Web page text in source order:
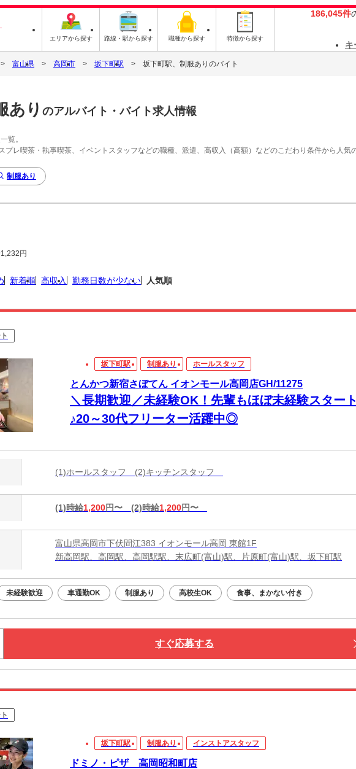
エリアから探す 路線・駅から探す 職種から探す 特徴から探す
186,045件
キ
富山県 高岡市 坂下町駅 坂下町駅、制服ありのバイト
あり のアルバイト・バイト求人情報
覧。
プレ喫茶・執事喫茶、イベントスタッフなどの職種、派遣、高収入（高額）などのこだわり条件から人気
制服あり
円
新着順 高収入 勤務日数が少ない 人気順
坂下町駅 制服あり ホールスタッフ
とんかつ新宿さぼてん イオンモール高岡店GH/11275
＼長期歓迎／未経験OK！先輩もほぼ未経験スタート
♪20～30代フリーター活躍中◎
(1)ホールスタッフ (2)キッチンスタッフ
(1)時給1,200円〜 (2)時給1,200円〜
富山県高岡市下伏間江383 イオンモール高岡 東館1F
新高岡駅、高岡駅、高岡駅駅、末広町(富山)駅、片原町(富山)駅、坂下町駅
未経験歓迎 車通勤OK 制服あり 高校生OK 食事、まかない付き
すぐ応募する
坂下町駅 制服あり インストアスタッフ
ドミノ・ピザ 高岡昭和町店